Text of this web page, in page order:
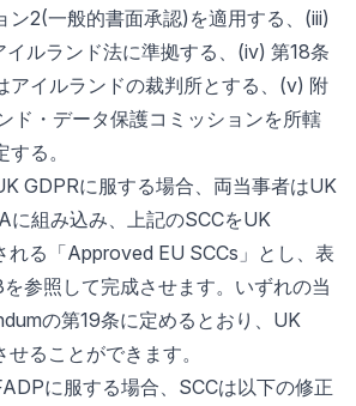
ン2(一般的書面承認)を適用する、(iii)
ルランド法に準拠する、(iv) 第18条
アイルランドの裁判所とする、(v) 附
ド・データ保護コミッションを所轄
る。
GDPRに服する場合、両当事者はUK
に組み込み、上記のSCCをUK
れる「Approved EU SCCs」とし、表
参照して完成させます。いずれの当
の第19条に定めるとおり、UK
ることができます。
に服する場合、SCCは以下の修正